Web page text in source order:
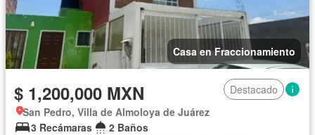
Casa en Fraccionamiento
$ 1,200,000 MXN
Destacado
San Pedro, Villa de Almoloya de Juárez
3 Recámaras
2 Baños